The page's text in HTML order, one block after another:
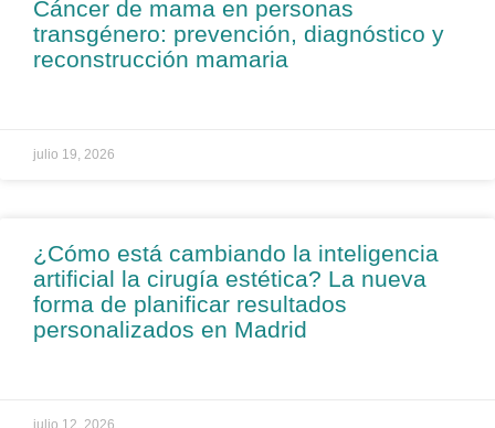
Cáncer de mama en personas
transgénero: prevención, diagnóstico y
reconstrucción mamaria
julio 19, 2026
¿Cómo está cambiando la inteligencia
artificial la cirugía estética? La nueva
forma de planificar resultados
personalizados en Madrid
julio 12, 2026